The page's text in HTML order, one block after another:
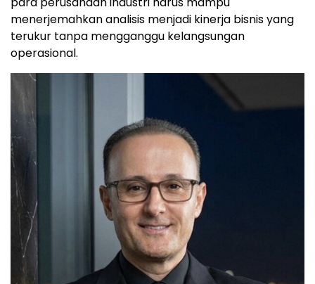
menerjemahkan analisis menjadi kinerja bisnis yang
terukur tanpa mengganggu kelangsungan
operasional.